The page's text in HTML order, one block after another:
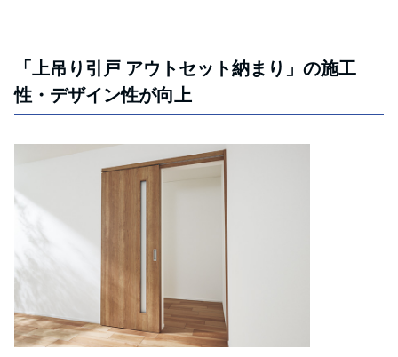
「上吊り引戸 アウトセット納まり」の施工
性・デザイン性が向上